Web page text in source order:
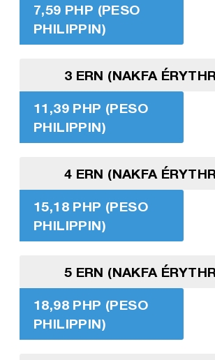
7,59 PHP (PESO
PHILIPPIN)
3 ERN (NAKFA
11,39 PHP (PESO
PHILIPPIN)
4 ERN (NAKFA
15,18 PHP (PESO
PHILIPPIN)
5 ERN (NAKFA
18,98 PHP (PESO
PHILIPPIN)